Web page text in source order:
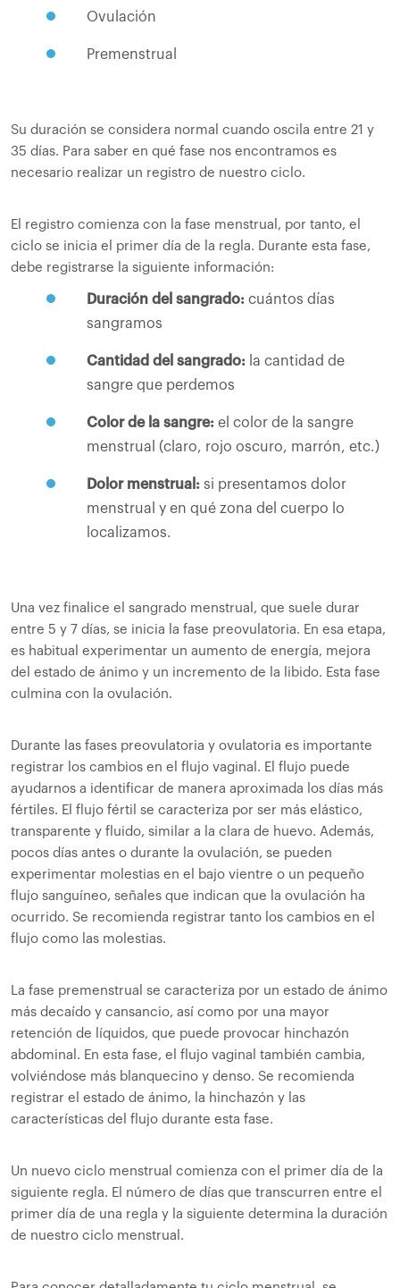
Ovulación
Premenstrual
Su duración se considera normal cuando oscila entre 21 y
35 días. Para saber en qué fase nos encontramos es
necesario realizar un registro de nuestro ciclo.
El registro comienza con la fase menstrual, por tanto, el
ciclo se inicia el primer día de la regla. Durante esta fase,
debe registrarse la siguiente información:
Duración del sangrado: cuántos días
sangramos
Cantidad del sangrado: la cantidad de
sangre que perdemos
Color de la sangre: el color de la sangre
menstrual (claro, rojo oscuro, marrón, etc.)
Dolor menstrual: si presentamos dolor
menstrual y en qué zona del cuerpo lo
localizamos.
Una vez finalice el sangrado menstrual, que suele durar
entre 5 y 7 días, se inicia la fase preovulatoria. En esa etapa,
es habitual experimentar un aumento de energía, mejora
del estado de ánimo y un incremento de la libido. Esta fase
culmina con la ovulación.
Durante las fases preovulatoria y ovulatoria es importante
registrar los cambios en el flujo vaginal. El flujo puede
ayudarnos a identificar de manera aproximada los días más
fértiles. El flujo fértil se caracteriza por ser más elástico,
transparente y fluido, similar a la clara de huevo. Además,
pocos días antes o durante la ovulación, se pueden
experimentar molestias en el bajo vientre o un pequeño
flujo sanguíneo, señales que indican que la ovulación ha
ocurrido. Se recomienda registrar tanto los cambios en el
flujo como las molestias.
La fase premenstrual se caracteriza por un estado de ánimo
más decaído y cansancio, así como por una mayor
retención de líquidos, que puede provocar hinchazón
abdominal. En esta fase, el flujo vaginal también cambia,
volviéndose más blanquecino y denso. Se recomienda
registrar el estado de ánimo, la hinchazón y las
características del flujo durante esta fase.
Un nuevo ciclo menstrual comienza con el primer día de la
siguiente regla. El número de días que transcurren entre el
primer día de una regla y la siguiente determina la duración
de nuestro ciclo menstrual.